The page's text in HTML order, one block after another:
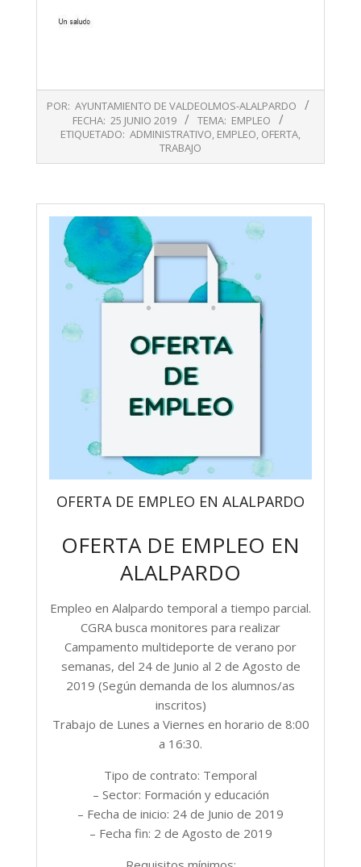
06-
POR: AYUNTAMIENTO DE VALDEOLMOS-ALALPARDO
FECHA: 25 JUNIO 2019 TEMA: EMPLEO
ETIQUETADO: ADMINISTRATIVO, EMPLEO, OFERTA,
TRABAJO
OFERTA DE EMPLEO EN ALALPARDO
OFERTA DE EMPLEO EN
ALALPARDO
Empleo en Alalpardo temporal a tiempo parcial.
CGRA busca monitores para realizar
Campamento multideporte de verano por
semanas, del 24 de Junio al 2 de Agosto de
2019 (Según demanda de los alumnos/as
inscritos)
Trabajo de Lunes a Viernes en horario de 8:00
a 16:30.
Tipo de contrato: Temporal
– Sector: Formación y educación
– Fecha de inicio: 24 de Junio de 2019
– Fecha fin: 2 de Agosto de 2019